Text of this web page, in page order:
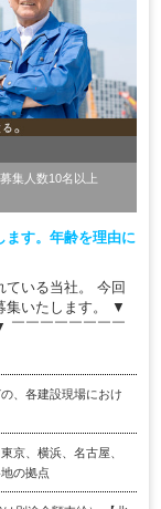
募集人数10名以上
ます。年齢を理由に
ている当社。 今回
集いたします。 ▼
￣￣￣￣￣￣￣￣
、各建設現場におけ
京、横浜、名古屋、
の拠点